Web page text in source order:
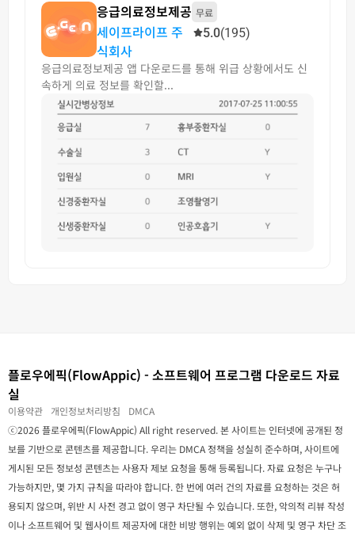
응급의료정보제공 무료
세이프라이프 주
식회사
5.0(195)
응급의료정보제공 앱 다운로드를 통해 위급 상황에서도 신
속하게 의료 정보를 확인할...
플로우에픽(FlowAppic) - 소프트웨어 프로그램 다운로드 자료
실
이용약관 개인정보처리방침
DMCA
ⓒ2026 플로우에픽(FlowAppic) All right reserved. 본 사이트는 인터넷에 공개된 정
보를 기반으로 콘텐츠를 제공합니다. 우리는 DMCA 정책을 성실히 준수하며, 사이트에
게시된 모든 정보성 콘텐츠는 사용자 제보 요청을 통해 등록됩니다. 자료 요청은 누구나
가능하지만, 몇 가지 규칙을 따라야 합니다. 한 번에 여러 건의 자료를 요청하는 것은 허
용되지 않으며, 위반 시 사전 경고 없이 영구 차단될 수 있습니다. 또한, 악의적 리뷰 작성
이나 소프트웨어 및 웹사이트 제공자에 대한 비방 행위는 예외 없이 삭제 및 영구 차단 조